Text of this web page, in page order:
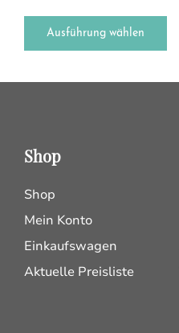
Ausführung wählen
Shop
Shop
Mein Konto
Einkaufswagen
Aktuelle Preisliste